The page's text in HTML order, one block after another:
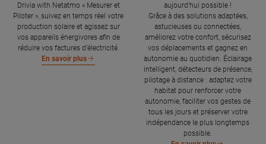
Drivia with Netatmo « Mesurer et
Piloter », suivez en temps réel votre
production solaire et agissez sur
vos appareils énergivores afin de
réduire vos factures d’électricité.
En savoir plus
aujourd’hui possible !
Grâce à des solutions adaptées,
astucieuses ou connectées,
améliorez votre confort, sécurisez
vos déplacements et gagnez en
autonomie au quotidien. Éclairage
intelligent, détecteurs de présence,
pilotage à distance : adaptez votre
habitat pour renforcer votre
autonomie, faciliter vos gestes de
tous les jours et préserver votre
indépendance le plus longtemps
possible.